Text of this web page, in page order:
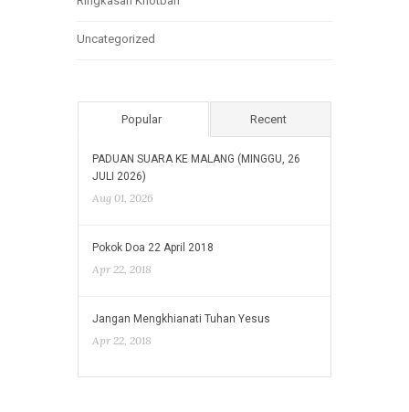
Uncategorized
Popular Recent
PADUAN SUARA KE MALANG (MINGGU, 26
JULI 2026)
Aug 01, 2026
Pokok Doa 22 April 2018
Apr 22, 2018
Jangan Mengkhianati Tuhan Yesus
Apr 22, 2018